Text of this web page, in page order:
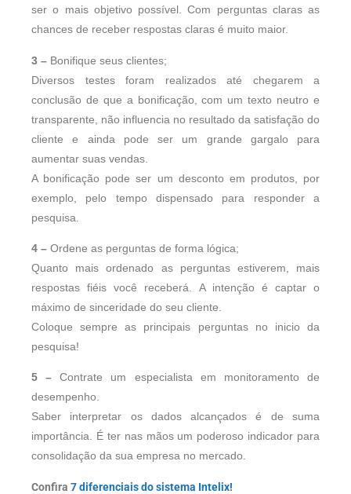
ser o mais objetivo possível. Com perguntas claras as
chances de receber respostas claras é muito maior.
3 – Bonifique seus clientes;
Diversos testes foram realizados até chegarem a
conclusão de que a bonificação, com um texto neutro e
transparente, não influencia no resultado da satisfação do
cliente e ainda pode ser um grande gargalo para
aumentar suas vendas.
A bonificação pode ser um desconto em produtos, por
exemplo, pelo tempo dispensado para responder a
pesquisa.
4 – Ordene as perguntas de forma lógica;
Quanto mais ordenado as perguntas estiverem, mais
respostas fiéis você receberá. A intenção é captar o
máximo de sinceridade do seu cliente.
Coloque sempre as principais perguntas no inicio da
pesquisa!
5 –Contrate um especialista em monitoramento de
desempenho.
Saber interpretar os dados alcançados é de suma
importância. É ter nas mãos um poderoso indicador para
consolidação da sua empresa no mercado.
Confira 7 diferenciais do sistema Intelix!